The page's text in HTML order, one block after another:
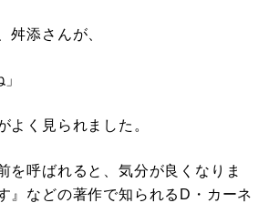
添さんが、
く見られました。
呼ばれると、気分が良くなりま
』などの著作で知られるD・カーネ